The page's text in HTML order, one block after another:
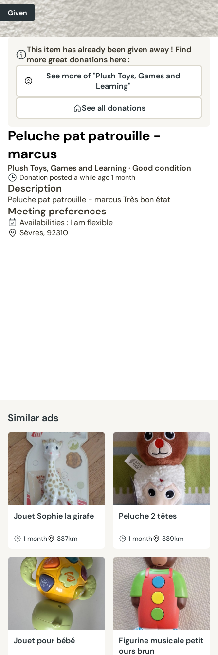
Given
This item has already been given away ! Find
more great donations here :
See more of "Plush Toys, Games and
Learning"
See all donations
Peluche pat patrouille -
marcus
Plush Toys, Games and Learning· Good condition
Donation posted a while ago 1 month
Description
Peluche pat patrouille - marcus Très bon état
Meeting preferences
Availabilities : I am flexible
Sèvres, 92310
Similar ads
Jouet Sophie la girafe
1 month 337km
Peluche 2 têtes
1 month 339km
Jouet pour bébé
Figurine musicale petit
ours brun